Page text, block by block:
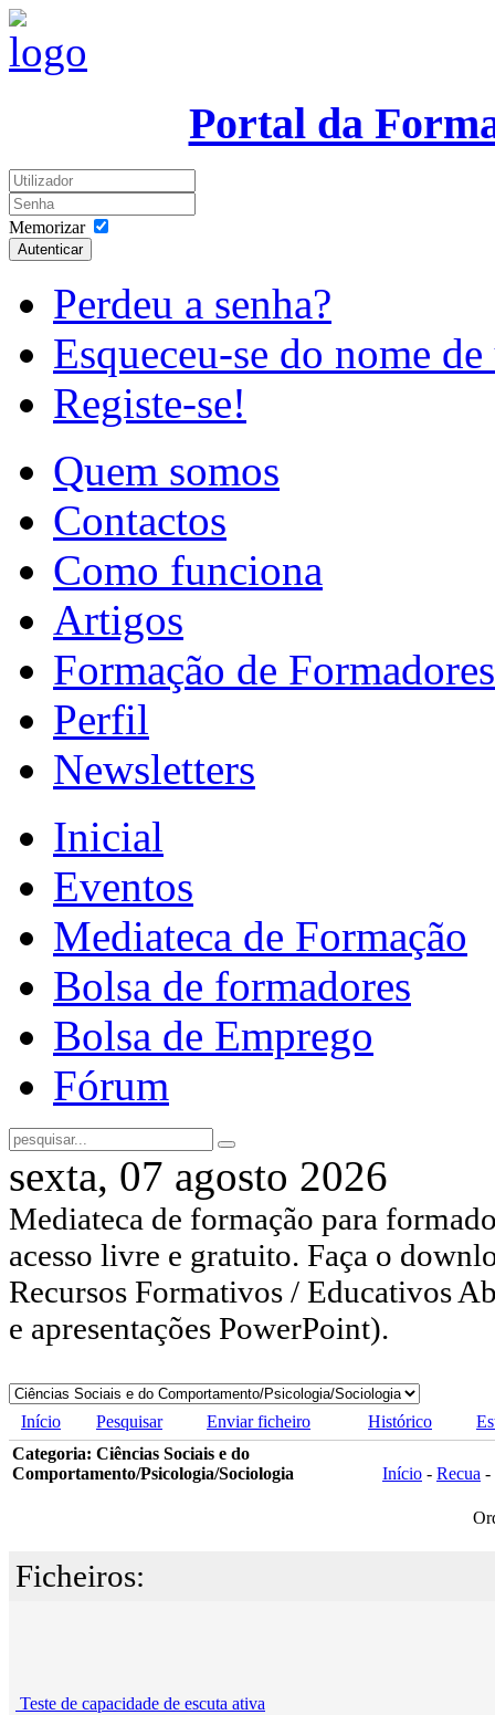
Portal da
Memorizar
Autenticar
Perdeu a senha?
Esqueceu-se do nome
Registe-se!
Quem somos
Contactos
Como funciona
Artigos
Formação de Formadores
Perfil
Newsletters
Inicial
Eventos
Mediateca de Formação
Bolsa de formadores
Bolsa de Emprego
Fórum
sexta, 07 agosto 2026
Mediateca de formação para
acesso livre e gratuito. Faça o
Recursos Formativos / Educativos
e apresentações PowerPoint).
Início Pesquisar Enviar ficheiro Histórico
Categoria: Ciências Sociais e do
Comportamento/Psicologia/Sociologia
Início - Recua -
Ficheiros:
Teste de capacidade de escuta ativa